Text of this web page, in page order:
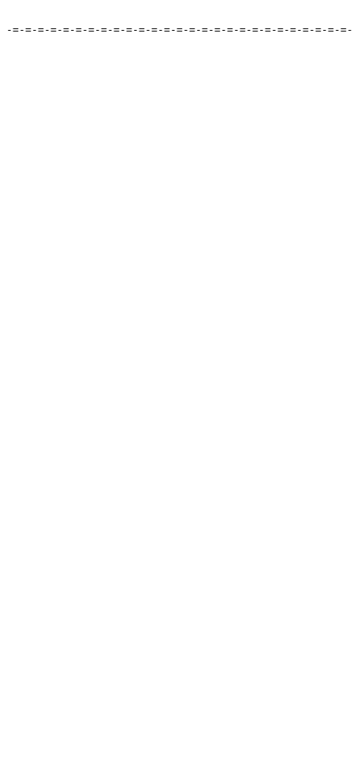
-=-=-=-=-=-=-=-=-=-=-=-=-=-=-=-=-=-=-=-=-=-=-=-=-=-=-